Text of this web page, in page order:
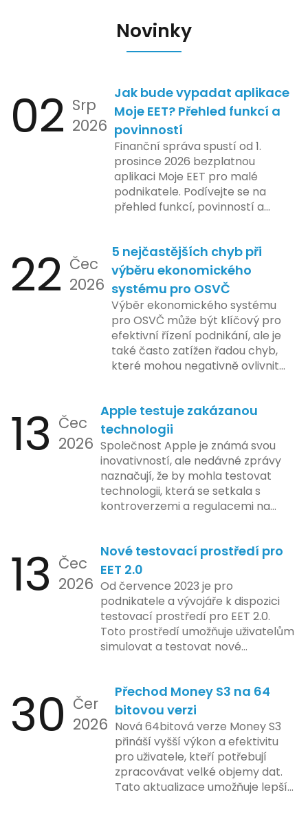
Novinky
02 Srp
2026
Jak bude vypadat aplikace
Moje EET? Přehled funkcí a
povinností
Finanční správa spustí od 1.
prosince 2026 bezplatnou
aplikaci Moje EET pro malé
podnikatele. Podívejte se na
přehled funkcí, povinností a
22 Čec
2026
5 nejčastějších chyb při
výběru ekonomického
systému pro OSVČ
Výběr ekonomického systému
pro OSVČ může být klíčový pro
efektivní řízení podnikání, ale je
také často zatížen řadou chyb,
které mohou negativně ovlivnit
by se podnikatelé měli vyvarovat.
13 Čec
2026
Apple testuje zakázanou
technologii
Společnost Apple je známá svou
inovativností, ale nedávné zprávy
naznačují, že by mohla testovat
technologii, která se setkala s
kontroverzemi a regulacemi na
implementace funkce, která by
mohla porušovat určité zákonné
limity na ochranu osobních údajů.
Tato technologie se zaměřuje na
pokročilé sledování uživatelských
aktivit, což vyvolalo obavy ohledně
soukromí a ochrany dat uživatelů.
bezpečnost a ochranu spotřebitelů,
regulační orgány různých zemí jsou
na pozoru a sledují vývoj celého
případu velmi bedlivě. Vedení
společnosti zatím neposkytlo
podrobnější informace o
konkrétních záměrech či časové
ose zavedení této technologie.
13 Čec
2026
Nové testovací prostředí pro
EET 2.0
Od července 2023 je pro
podnikatele a vývojáře k dispozici
testovací prostředí pro EET 2.0.
Toto prostředí umožňuje uživatelům
simulovat a testovat nové
kontrolovaném prostředí. Uživatelé
mají možnost předem se seznámit s
aktualizacemi, a tím lépe připravit
své systémy na oficiální zavedení
nového systému.
30 Čer
2026
Přechod Money S3 na 64
bitovou verzi
Nová 64bitová verze Money S3
přináší vyšší výkon a efektivitu
pro uživatele, kteří potřebují
zpracovávat velké objemy dat.
Tato aktualizace umožňuje lepší